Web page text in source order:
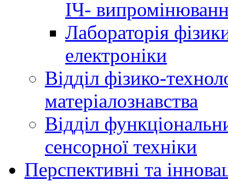
ІЧ-
Лабораторія
електроніки
Відділ фізико-
матеріалознавства
Відділ
сенсорної техніки
Перспективні та